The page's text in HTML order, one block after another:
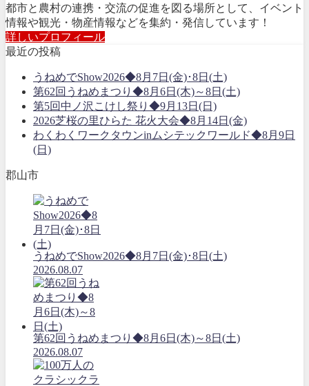
都市と農村の連携・交流の促進を図る場所として、イベント
情報や観光・物産情報などを集約・発信しています！
詳しいプロフィール
最近の投稿
うねめでShow2026◆8月7日(金)･8日(土)
第62回うねめまつり◆8月6日(木)～8日(土)
第5回中ノ沢こけし祭り◆9月13日(日)
2026芝桜の里ひらた 花火大会◆8月14日(金)
わくわくワークタウンinムシテックワールド◆8月9日
(日)
郡山市
うねめでShow2026◆8月7日(金)･8日(土)
2026.08.07
第62回うねめまつり◆8月6日(木)～8日(土)
2026.08.07